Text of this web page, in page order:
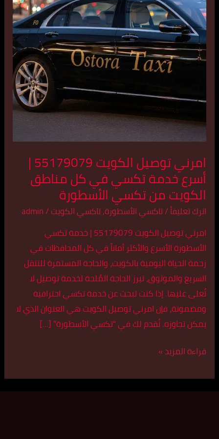
امرني توصيل الكويت 55179079 |
أسرع خدمة تكسي في كل مناطق
الكويت من تكسي الأسطورة
اترك تعليقاً/تاكسي الأسطورة,تاكسي الكويت/
admin
امرني توصيل الكويت 55179079 | خدمة تكسي
الأسطورة الأسرع والأكثر أماناً في كل المحافظات في
زحمة الحياة اليومية بالكويت، والحاجة المستمرة للتنقل
السريع والموثوق، تبرز الحاجة المُلحة لخدمة توصيل لا
تُعلى عليها. إذا كنت تبحث عن خدمة تكسي احترافية
ومضمونة، فإن امرني توصيل الكويت هي العنوان الذي لا
يمكن تجاوزه. نُقدم لك في “تكسي الأسطورة” […]
|
أسرع
خدمة
تكسي
مناطق
الكويت
من
الأسطورة
قراءة المزيد »